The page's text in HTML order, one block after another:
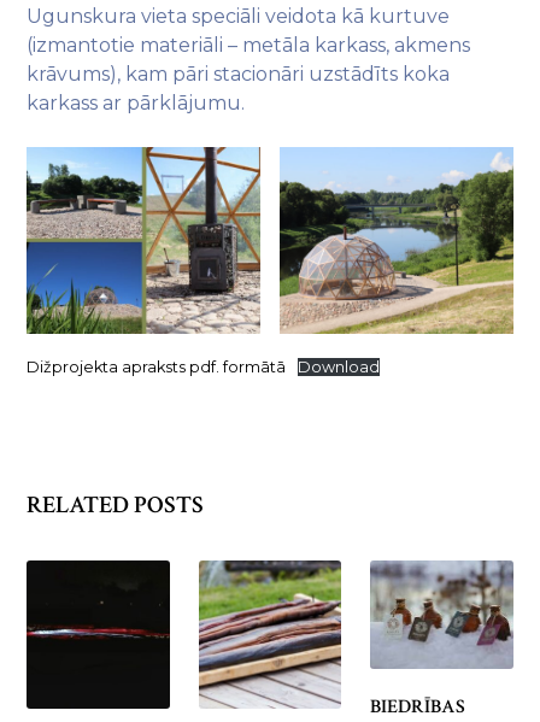
Ugunskura vieta speciāli veidota kā kurtuve
(izmantotie materiāli – metāla karkass, akmens
krāvums), kam pāri stacionāri uzstādīts koka
karkass ar pārklājumu.
Dižprojekta apraksts pdf. formātā Download
RELATED POSTS
BIEDRĪBAS